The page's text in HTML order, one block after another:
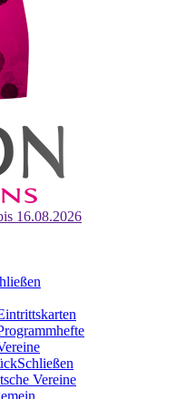
16.08.2026
Schließen
Vereine